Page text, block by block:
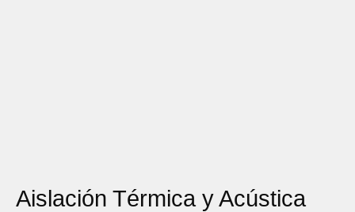
Aislación Térmica y Acústica